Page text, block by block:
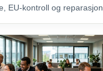
EU-kontroll og reparasjon